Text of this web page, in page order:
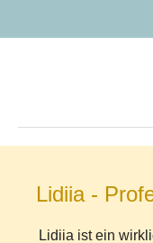
Lidiia -
Lidiia ist ein